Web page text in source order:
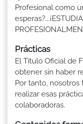
Profesional como
Prácticas
El Título Oficial de
obtener sin haber
Por tanto,
realizar esas
colaboradoras.